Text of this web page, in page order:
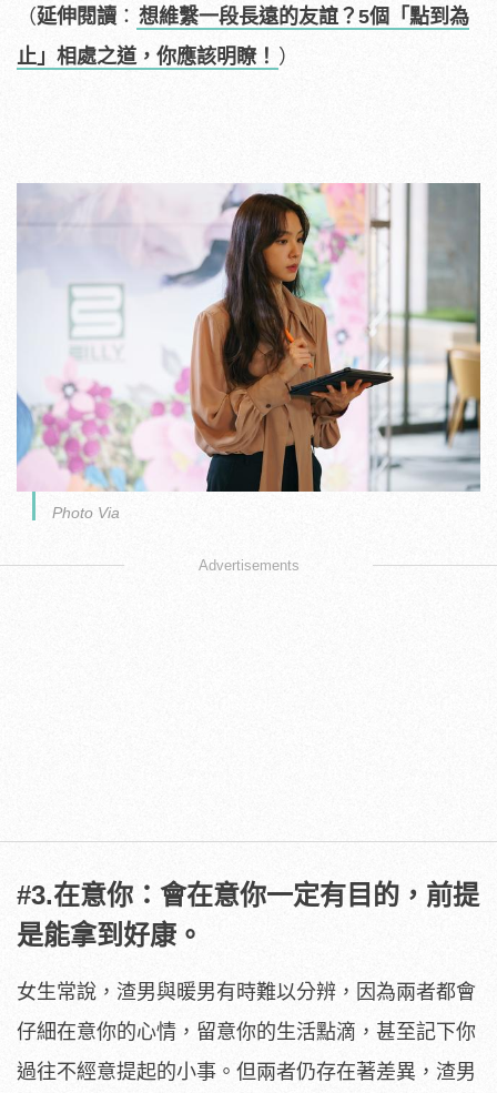
（延伸閱讀 ： 想維繫一段長遠的友誼？5個「點到為
止」相處之道，你應該明瞭！ ）
Photo Via
Advertisements
#3.在意你：會在意你一定有目的，前提
是能拿到好康。
女生常說，渣男與暖男有時難以分辨，因為兩者都會
仔細在意你的心情，留意你的生活點滴，甚至記下你
過往不經意提起的小事。但兩者仍存在著差異，渣男